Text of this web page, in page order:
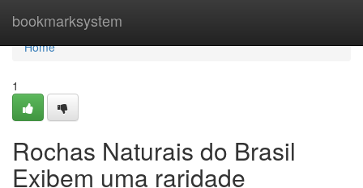
bookmarksystem
Home
Home
1
Rochas Naturais do Brasil
Exibem uma raridade